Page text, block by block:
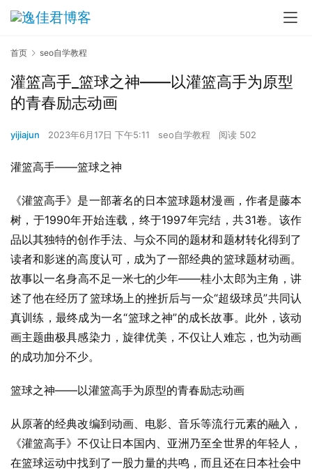
首页 seo自学教程
灌篮高手_篮球之神——以灌篮高手为原型
的青春励志动画
yijiajun 2023年6月17日 下午5:11 seo自学教程 阅读 502
灌篮高手——篮球之神
《灌篮高手》是一部著名的日本篮球题材漫画，作者是藤本
树，于1990年开始连载，终于1997年完结，共31卷。该作
品以其独特的创作手法、与众不同的题材和题材转化得到了
读者和影迷的高度认可，成为了一部经典的篮球题材动画。
故事以一名身高不足一米七的少年——桂小太郎为主角，讲
述了他在经历了篮球场上的挫折后与一众“超级球员”共同认
真训练，最终成为一名“篮球之神”的成长故事。此外，该动
画主题曲极具感染力，旋律优美，不仅让人难忘，也为动画
的成功加分不少。
篮球之神——以灌篮高手为原型的青春励志动画
从原著的经典改编到动画、电影、音乐等流行元素的融入，
《灌篮高手》不仅让日本国内、亚洲乃至全世界的年轻人，
在篮球运动中找到了一股力量的共鸣，而且还在日本社会中